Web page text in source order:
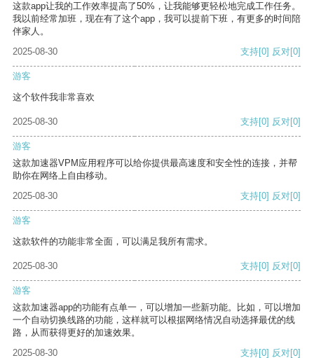
这款app让我的工作效率提高了50%，让我能够更轻松地完成工作任务。
我以前经常加班，现在有了这个app，我可以提前下班，有更多的时间陪
伴家人。
2025-08-30
支持[0] 反对[0]
游客
这个软件我非常喜欢
2025-08-30 支持[0] 反对[0]
游客
这款加速器VPM应用程序可以给你提供最高速度和安全性的连接，并帮
助你在网络上自由移动。
2025-08-30
支持[0] 反对[0]
游客
这款软件的功能非常全面，可以满足我所有需求。
2025-08-30 支持[0] 反对[0]
游客
这款加速器app的功能有点单一，可以增加一些新功能。比如，可以增加
一个自动切换线路的功能，这样就可以根据网络情况自动选择最优的线
路，从而获得更好的加速效果。
2025-08-30
支持[0] 反对[0]